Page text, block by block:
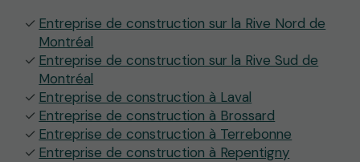
Entreprise de construction sur la Rive Nord de
Montréal
Entreprise de construction sur la Rive Sud de
Montréal
Entreprise de construction à Laval
Entreprise de construction à Brossard
Entreprise de construction à Terrebonne
Entreprise de construction à Repentigny